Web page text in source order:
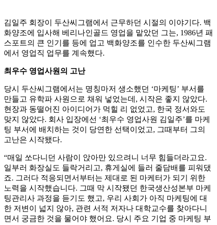
김일주 회장이 두산씨그램에서 근무하던 시절의 이야기다. 백
화양조에 입사해 베리나인골드 영업을 맡았던 그는, 1986년 패
스포트의 큰 인기를 등에 업고 백화양조를 인수한 두산씨그램
에서 영업직 업무를 계속했다.
최우수 영업사원의 고난
당시 두산씨그램에서는 명칭마저 생소했던 ‘마케팅’ 부서를
만들고 유학파 사원으로 채워 넣었는데, 시작은 좋지 않았다.
현장과 동떨어진 아이디어가 먹힐 리 없었고, 한국 정서와도
맞지 않았다. 회사 입장에선 ‘최우수 영업사원 김일주’를 마케
팅 부서에 배치하는 것이 당연한 선택이었고, 그때부터 그의
고난은 시작됐다.
“매일 쏘다니던 사람이 앉아만 있으려니 너무 힘들더라고요.
일부러 화장실도 들락거리고, 휴게실에 들러 줄담배를 피워댔
죠. 그러다 적응되면서부터는 제대로 된 마케터가 되기 위한
노력을 시작했습니다. 그때 막 시작됐던 한국생산성본부 마케
팅관리사 과정을 듣기도 했고, 우리 사회가 아직 마케팅에 대
한 저변이 넓지 않아, 관련 서적 저자나 대학교수를 찾아다니
면서 궁금한 것을 물어야 했어요. 당시 주요 기업 중 마케팅 부